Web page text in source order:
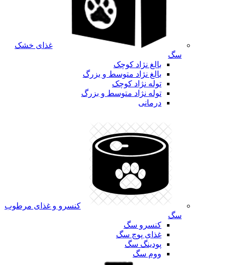
غذای خشک
سگ
بالغ نژاد کوچک
بالغ نژاد متوسط و بزرگ
توله نژاد کوچک
توله نژاد متوسط و بزرگ
درمانی
کنسرو و غذای مرطوب
سگ
کنسرو سگ
غذای پوچ سگ
پودینگ سگ
ووم سگ